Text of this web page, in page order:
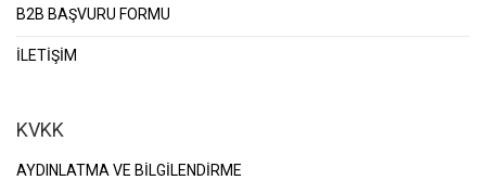
B2B BAŞVURU FORMU
İLETİŞİM
KVKK
AYDINLATMA VE BİLGİLENDİRME